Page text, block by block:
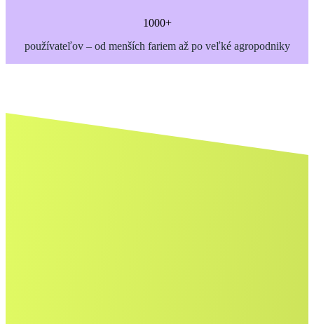
1000+
používateľov – od menších fariem až po veľké agropodniky